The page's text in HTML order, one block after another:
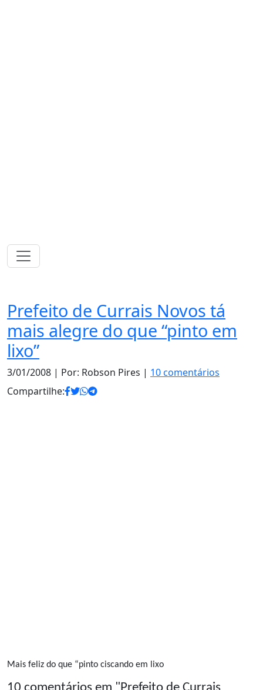
Prefeito de Currais Novos tá
mais alegre do que “pinto em
lixo”
3/01/2008 | Por: Robson Pires | 10 comentários
Compartilhe:
Mais feliz do que “pinto ciscando em lixo